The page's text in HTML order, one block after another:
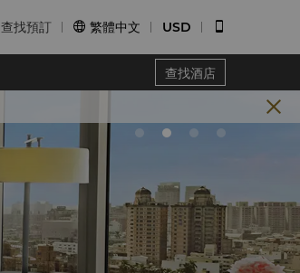
查找預訂  繁體中文 USD
查找酒店
